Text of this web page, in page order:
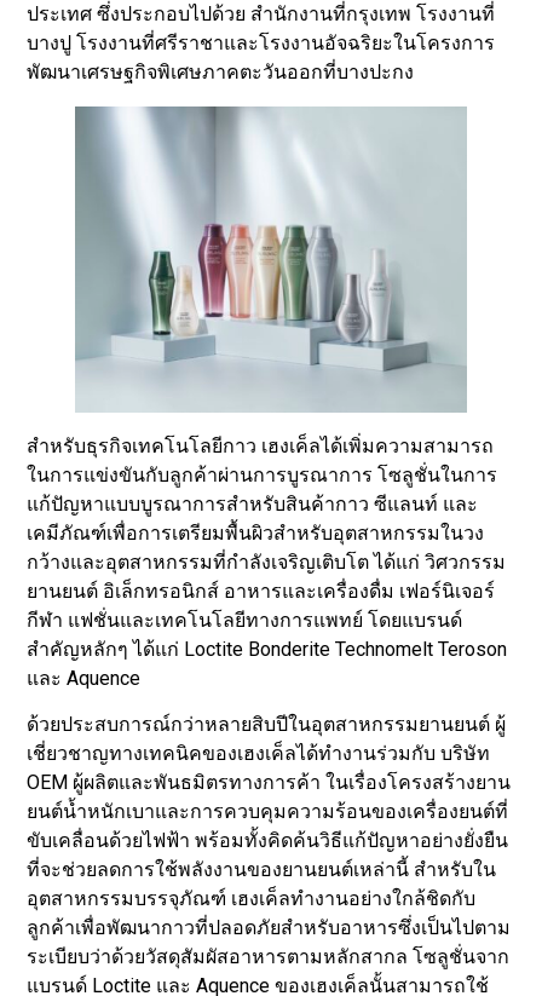
ประเทศ ซึ่งประกอบไปด้วย สำนักงานที่กรุงเทพ โรงงานที่
บางปู โรงงานที่ศรีราชาและโรงงานอัจฉริยะในโครงการ
พัฒนาเศรษฐกิจพิเศษภาคตะวันออกที่บางปะกง
สำหรับธุรกิจเทคโนโลยีกาว เฮงเค็ลได้เพิ่มความสามารถ
ในการแข่งขันกับลูกค้าผ่านการบูรณาการ โซลูชั่นในการ
แก้ปัญหาแบบบูรณาการสำหรับสินค้ากาว ซีแลนท์ และ
เคมีภัณฑ์เพื่อการเตรียมพื้นผิวสำหรับอุตสาหกรรมในวง
กว้างและอุตสาหกรรมที่กำลังเจริญเติบโต ได้แก่ วิศวกรรม
ยานยนต์ อิเล็กทรอนิกส์ อาหารและเครื่องดื่ม เฟอร์นิเจอร์
กีฬา แฟชั่นและเทคโนโลยีทางการแพทย์ โดยแบรนด์
สำคัญหลักๆ ได้แก่ Loctite Bonderite Technomelt Teroson
และ Aquence
ด้วยประสบการณ์กว่าหลายสิบปีในอุตสาหกรรมยานยนต์ ผู้
เชี่ยวชาญทางเทคนิคของเฮงเค็ลได้ทำงานร่วมกับ บริษัท
OEM ผู้ผลิตและพันธมิตรทางการค้า ในเรื่องโครงสร้างยาน
ยนต์น้ำหนักเบาและการควบคุมความร้อนของเครื่องยนต์ที่
ขับเคลื่อนด้วยไฟฟ้า พร้อมทั้งคิดค้นวิธีแก้ปัญหาอย่างยั่งยืน
ที่จะช่วยลดการใช้พลังงานของยานยนต์เหล่านี้ สำหรับใน
อุตสาหกรรมบรรจุภัณฑ์ เฮงเค็ลทำงานอย่างใกล้ชิดกับ
ลูกค้าเพื่อพัฒนากาวที่ปลอดภัยสำหรับอาหารซึ่งเป็นไปตาม
ระเบียบว่าด้วยวัสดุสัมผัสอาหารตามหลักสากล โซลูชั่นจาก
แบรนด์ Loctite และ Aquence ของเฮงเค็ลนั้นสามารถใช้